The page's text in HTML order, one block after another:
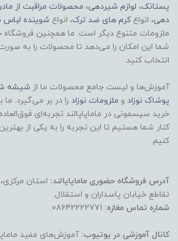
پستانک، لوازم شیردهی، محصولات مراقبت از مادر
دهی، انواعکرم های ضد ترک، انواع شوینده لباس
ملزومات متنوع دیگر است. ما همچنین فروشگاه
شما این امکان را می‌دهد تا محصولات را به
انتخاب کنید.
آموزش‌ها و لیست جامع محصولات ما از شیشه
پوشاک نوزاد و ملزومات نوزاد را در بر می‌گیرد. ما
خرید سیسمونی در ماماپاپالند تجربه‌ای
کنار شما هستیم تا این تجربه را به یکی از
کنیم.
آدرس فروشگاه حضوری ماماپاپالند: استان
تقاطع خیابان پاسداران و استقلال.
شماره تماس مغازه:
کانال آموزشی در یوتیوب: آموزش‌های مفید